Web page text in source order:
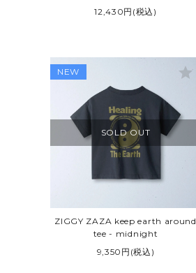
12,430円(税込)
SOLD OUT
NEW
ZIGGY ZAZA keep earth around
tee - midnight
9,350円(税込)
star